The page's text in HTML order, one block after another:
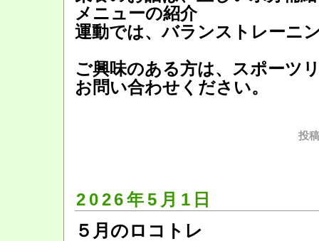
メニューの紹介
運動では、バランストレーニ
ご興味のある方は、スポーツ
お問い合わせください。
投
2026年5月1日
５月のロコトレ